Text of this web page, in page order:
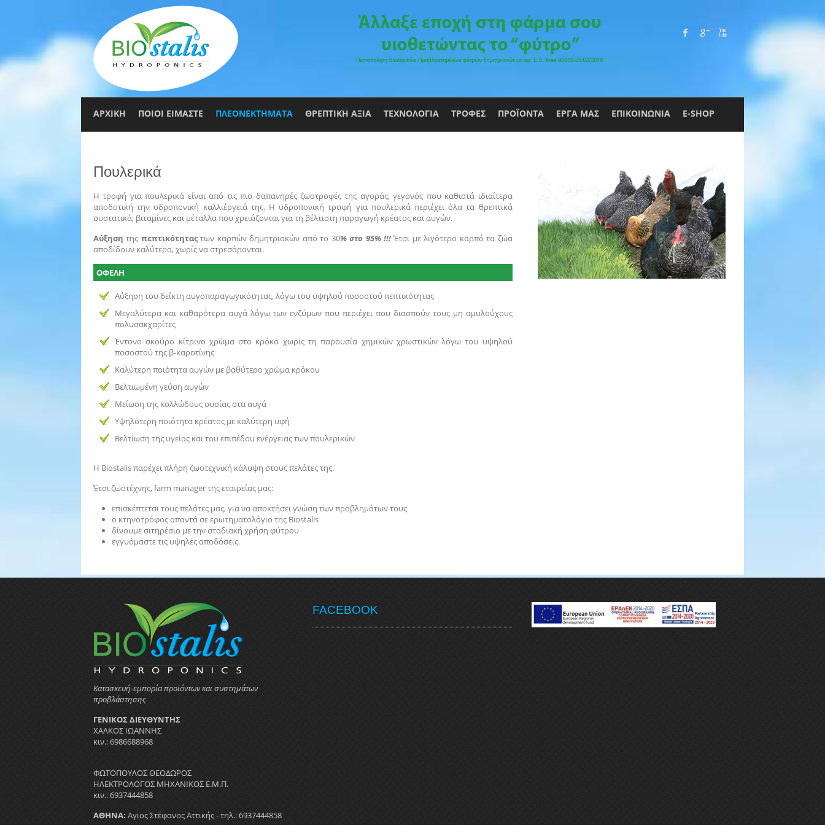
ΑΡΧΙΚΗ ΠΟΙΟΙ ΕΙΜΑΣΤΕ ΠΛΕΟΝΕΚΤΗΜΑΤΑ ΘΡΕΠΤΙΚΗ ΑΞΙΑ ΤΕΧΝΟΛΟΓΙΑ ΤΡΟΦΕΣ ΠΡΟΪΟΝΤΑ ΕΡΓΑ ΜΑΣ ΕΠΙΚΟΙΝΩΝΙΑ E-SHOP
Πουλερικά
Η τροφή για πουλερικά είναι από τις πιο δαπανηρές ζωοτροφές της αγοράς, γεγονός που καθιστά ιδιαίτερα
αποδοτική την υδροπονική καλλιέργειά της. Η υδροπονική τροφή για πουλερικά περιέχει όλα τα θρεπτικά
συστατικά, βιταμίνες και μέταλλα που χρειάζονται για τη βέλτιστη παραγωγή κρέατος και αυγών.
Αύξηση της πεπτικότηταςτων καρπών δημητριακών από το 30% στο 95% !!!Έτσι με λιγότερο καρπό τα ζώα
αποδίδουν καλύτερα, χωρίς να στρεσάρονται.
ΟΦΕΛΗ
Αύξηση του δείκτη αυγοπαραγωγικότητας, λόγω του υψηλού ποσοστού πεπτικότητας
Μεγαλύτερα και καθαρότερα αυγά λόγω των ενζύμων που περιέχει που διασπούν τους μη αμυλούχους
πολυσακχαρίτες
Έντονο σκούρο κίτρινο χρώμα στο κρόκο χωρίς τη παρουσία χημικών χρωστικών λόγω του υψηλού
ποσοστού της β-καροτίνης
Καλύτερη ποιότητα αυγών με βαθύτερο χρώμα κρόκου
Βελτιωμένη γεύση αυγών
Μείωση της κολλώδους ουσίας στα αυγά
Υψηλότερη ποιότητα κρέατος με καλύτερη υφή
Βελτίωση της υγείας και του επιπέδου ενέργειας των πουλερικών
Η Biostalis παρέχει πλήρη ζωοτεχνική κάλυψη στους πελάτες της.
Έτσι ζωοτέχνης, farm manager της εταιρείας μας:
επισκέπτεται τους πελάτες μας, για να αποκτήσει γνώση των προβλημάτων τους
ο κτηνοτρόφος απαντά σε ερωτηματολόγιο της Biostalis
δίνουμε σιτηρέσιο με την σταδιακή χρήση φύτρου
εγγυόμαστε τις υψηλές αποδόσεις.
Κατασκευή-εμπορία προϊόντων και συστημάτων
προβλάστησης
ΓΕΝΙΚΟΣ ΔΙΕΥΘΥΝΤΗΣ
ΧΑΛΚΟΣ ΙΩΑΝΝΗΣ
κιν.: 6986688968
ΦΩΤΟΠΟΥΛΟΣ ΘΕΟΔΩΡΟΣ
ΗΛΕΚΤΡΟΛΟΓΟΣ ΜΗΧΑΝΙΚΟΣ Ε.Μ.Π.
κιν.: 6937444858
ΑΘΗΝΑ: Αγιος Στέφανος Αττικής - τηλ.: 6937444858
FACEBOOK